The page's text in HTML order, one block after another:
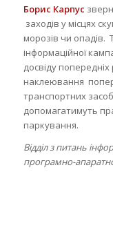
Борис Карпус
заходів у місцях
морозів чи опадів.
інформаційної
досвіду
наклеювання
транспортних
допомагатимуть
паркування.
Відділ з питань
програмно-